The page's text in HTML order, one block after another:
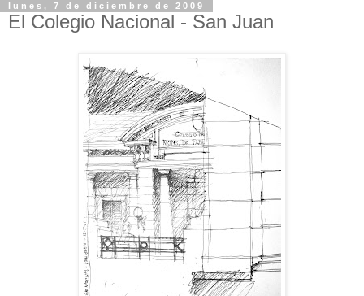
lunes, 7 de diciembre de 2009
El Colegio Nacional - San Juan